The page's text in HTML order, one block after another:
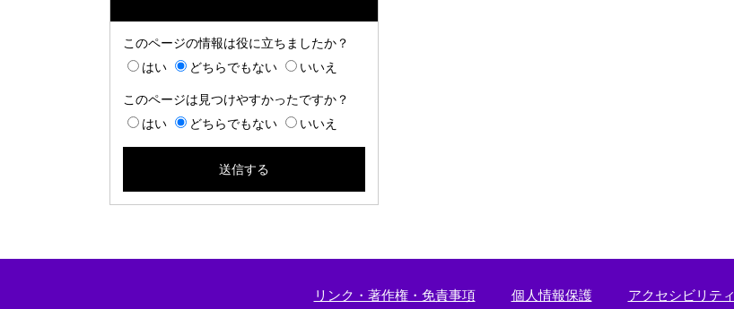
このページの情報は役に立ちましたか？
はい
どちらでもない いいえ
このページは見つけやすかったですか？
はい
どちらでもない いいえ
リンク・著作権・免責事項 個人情報保護 アクセシビリティ